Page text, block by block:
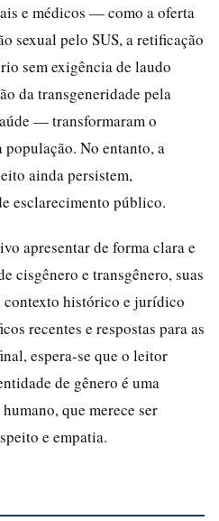
e médicos — como a oferta
sexual pelo SUS, a retificação
sem exigência de laudo
da transgeneridade pela
— transformaram o
No entanto, a
ainda persistem,
esclarecimento público.
apresentar de forma clara e
cisgênero e transgênero, suas
contexto histórico e jurídico
recentes e respostas para as
espera-se que o leitor
de gênero é uma
que merece ser
e empatia.